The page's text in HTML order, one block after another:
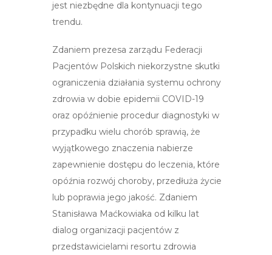
jest niezbędne dla kontynuacji tego
trendu.
Zdaniem prezesa zarządu Federacji
Pacjentów Polskich niekorzystne skutki
ograniczenia działania systemu ochrony
zdrowia w dobie epidemii COVID-19
oraz opóźnienie procedur diagnostyki w
przypadku wielu chorób sprawią, że
wyjątkowego znaczenia nabierze
zapewnienie dostępu do leczenia, które
opóźnia rozwój choroby, przedłuża życie
lub poprawia jego jakość. Zdaniem
Stanisława Maćkowiaka od kilku lat
dialog organizacji pacjentów z
przedstawicielami resortu zdrowia